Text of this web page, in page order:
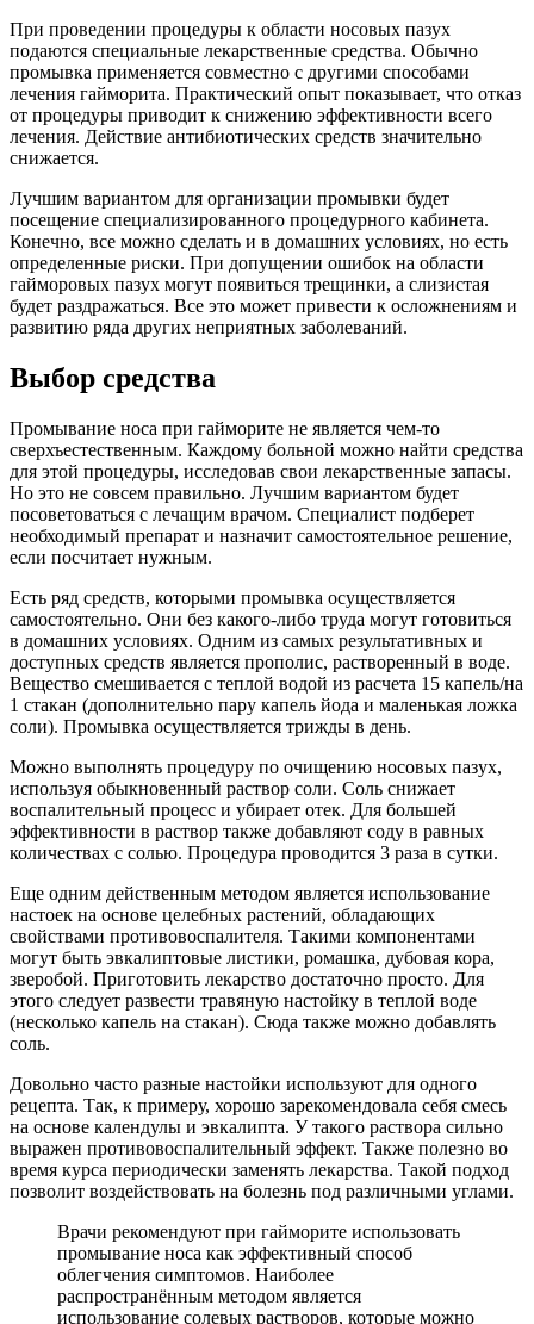
При проведении процедуры к области носовых пазух
подаются специальные лекарственные средства. Обычно
промывка применяется совместно с другими способами
лечения гайморита. Практический опыт показывает, что отказ
от процедуры приводит к снижению эффективности всего
лечения. Действие антибиотических средств значительно
снижается.
Лучшим вариантом для организации промывки будет
посещение специализированного процедурного кабинета.
Конечно, все можно сделать и в домашних условиях, но есть
определенные риски. При допущении ошибок на области
гайморовых пазух могут появиться трещинки, а слизистая
будет раздражаться. Все это может привести к осложнениям и
развитию ряда других неприятных заболеваний.
Выбор средства
Промывание носа при гайморите не является чем-то
сверхъестественным. Каждому больной можно найти средства
для этой процедуры, исследовав свои лекарственные запасы.
Но это не совсем правильно. Лучшим вариантом будет
посоветоваться с лечащим врачом. Специалист подберет
необходимый препарат и назначит самостоятельное решение,
если посчитает нужным.
Есть ряд средств, которыми промывка осуществляется
самостоятельно. Они без какого-либо труда могут готовиться
в домашних условиях. Одним из самых результативных и
доступных средств является прополис, растворенный в воде.
Вещество смешивается с теплой водой из расчета 15 капель/на
1 стакан (дополнительно пару капель йода и маленькая ложка
соли). Промывка осуществляется трижды в день.
Можно выполнять процедуру по очищению носовых пазух,
используя обыкновенный раствор соли. Соль снижает
воспалительный процесс и убирает отек. Для большей
эффективности в раствор также добавляют соду в равных
количествах с солью. Процедура проводится 3 раза в сутки.
Еще одним действенным методом является использование
настоек на основе целебных растений, обладающих
свойствами противовоспалителя. Такими компонентами
могут быть эвкалиптовые листики, ромашка, дубовая кора,
зверобой. Приготовить лекарство достаточно просто. Для
этого следует развести травяную настойку в теплой воде
(несколько капель на стакан). Сюда также можно добавлять
соль.
Довольно часто разные настойки используют для одного
рецепта. Так, к примеру, хорошо зарекомендовала себя смесь
на основе календулы и эвкалипта. У такого раствора сильно
выражен противовоспалительный эффект. Также полезно во
время курса периодически заменять лекарства. Такой подход
позволит воздействовать на болезнь под различными углами.
Врачи рекомендуют при гайморите использовать
промывание носа как эффективный способ
облегчения симптомов. Наиболее
распространённым методом является
использование солевых растворов, которые можно